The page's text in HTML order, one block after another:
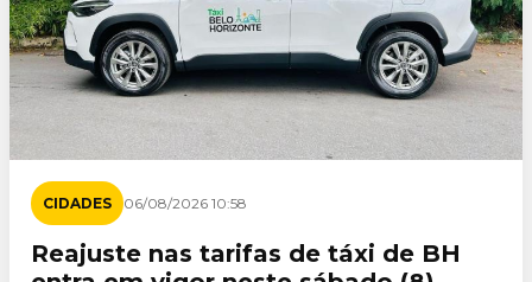
CIDADES 06/08/2026 10:58
Reajuste nas tarifas de táxi de BH